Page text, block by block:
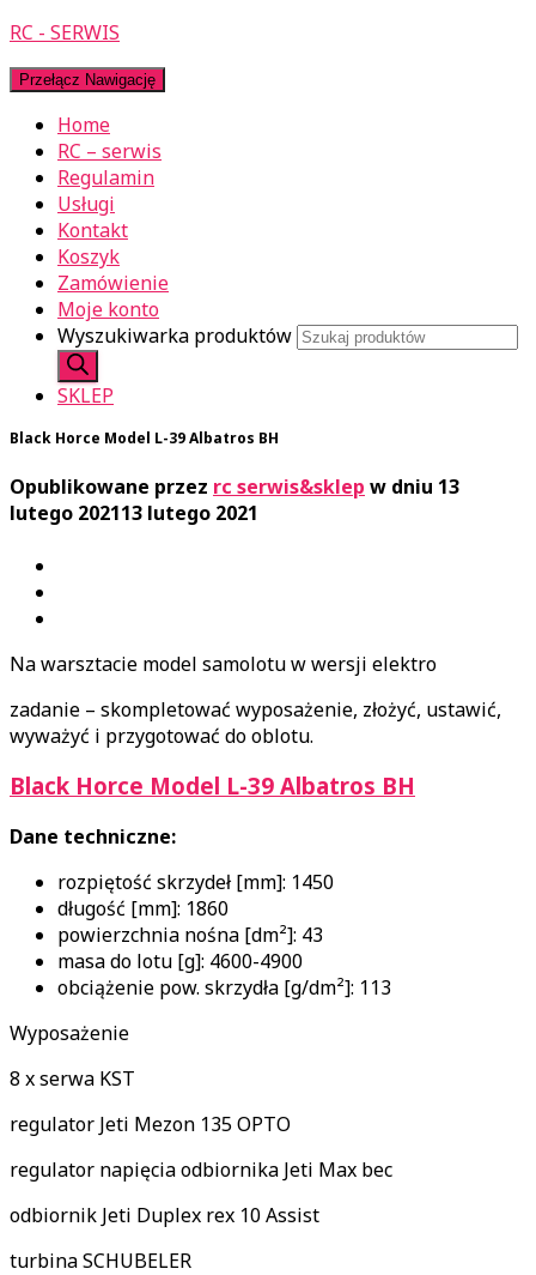
RC - SERWIS
Przełącz Nawigację
Home
RC – serwis
Regulamin
Usługi
Kontakt
Koszyk
Zamówienie
Moje konto
Wyszukiwarka produktów
SKLEP
Black Horce Model L-39 Albatros BH
Opublikowane przez rc serwis&sklep w dniu 13
lutego 202113 lutego 2021
Na warsztacie model samolotu w wersji elektro
zadanie – skompletować wyposażenie, złożyć, ustawić,
wyważyć i przygotować do oblotu.
Black Horce Model L-39 Albatros BH
Dane techniczne:
rozpiętość skrzydeł [mm]: 1450
długość [mm]: 1860
powierzchnia nośna [dm²]: 43
masa do lotu [g]: 4600-4900
obciążenie pow. skrzydła [g/dm²]: 113
Wyposażenie
8 x serwa KST
regulator Jeti Mezon 135 OPTO
regulator napięcia odbiornika Jeti Max bec
odbiornik Jeti Duplex rex 10 Assist
turbina SCHUBELER